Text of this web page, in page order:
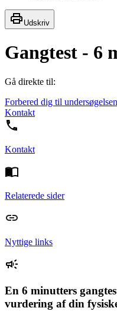
Udskriv
Gangtest - 6
Gå direkte til:
Forbered dig til undersøgelsen
Kontakt
Kontakt
Relaterede sider
Nyttige links
En 6 minutters
vurdering af din